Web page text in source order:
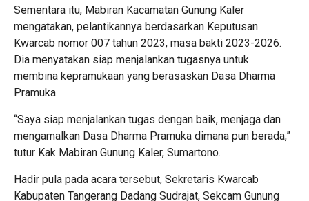
Sementara itu, Mabiran Kacamatan Gunung Kaler
mengatakan, pelantikannya berdasarkan Keputusan
Kwarcab nomor 007 tahun 2023, masa bakti 2023-2026.
Dia menyatakan siap menjalankan tugasnya untuk
membina kepramukaan yang berasaskan Dasa Dharma
Pramuka.
“Saya siap menjalankan tugas dengan baik, menjaga dan
mengamalkan Dasa Dharma Pramuka dimana pun berada,”
tutur Kak Mabiran Gunung Kaler, Sumartono.
Hadir pula pada acara tersebut, Sekretaris Kwarcab
Kabupaten Tangerang Dadang Sudrajat, Sekcam Gunung